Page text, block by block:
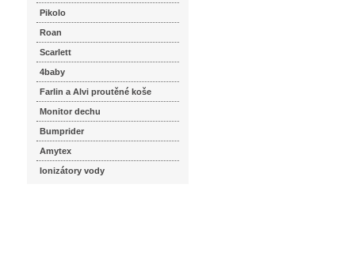
Pikolo
Roan
Scarlett
4baby
Farlin a Alvi proutěné koše
Monitor dechu
Bumprider
Amytex
Ionizátory vody